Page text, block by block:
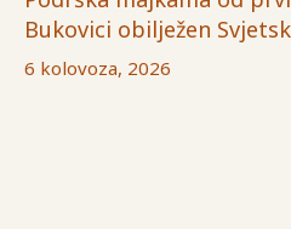
Bukovici obilježen
6 kolovoza, 2026